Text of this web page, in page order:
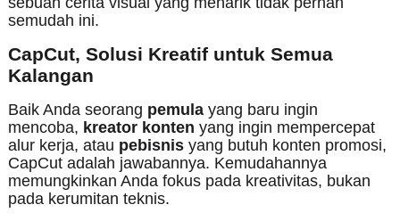
semudah ini.
CapCut, Solusi Kreatif untuk Semua
Kalangan
Baik Anda seorang pemulayang baru ingin
mencoba, kreator konten yang ingin mempercepat
alur kerja, atau pebisnisyang butuh konten promosi,
CapCut adalah jawabannya. Kemudahannya
memungkinkan Anda fokus pada kreativitas, bukan
pada kerumitan teknis.